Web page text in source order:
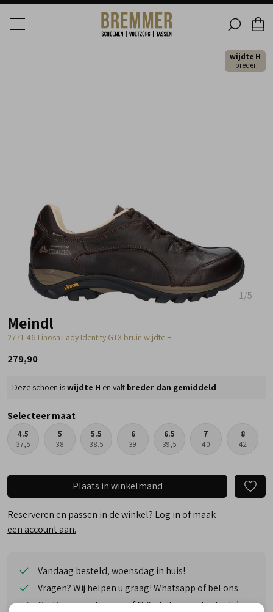
1/5
wijdte H
breder
Meindl
2771-46 Linosa Lady Identity GTX bruin wijdte H
279,90
Deze schoen iswijdte H en valt breder dan gemiddeld
Selecteer maat
4.5
37,5
5
38
5.5
38.5
6
39
6.5
39,5
7
40
8
42
Plaats in winkelmand
Reserveren en passen in de winkel? Log in of maak
een account aan.
Vandaag besteld, woensdag in huis!
Vragen? Wij helpen u graag! Whatsapp of bel ons
Gratis verzending vanaf €50,- (uitgezonderd sale)